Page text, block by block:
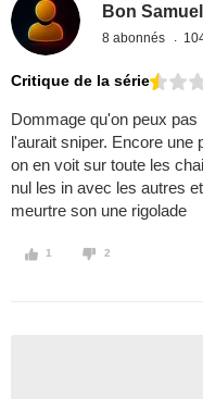
Bon Samuel
8 abonnés
Critique de la série
Dommage qu'on peux
l'aurait sniper. Encore une
on en voit sur toute les
nul les in avec les autres
meurtre son une rigolade
1 2